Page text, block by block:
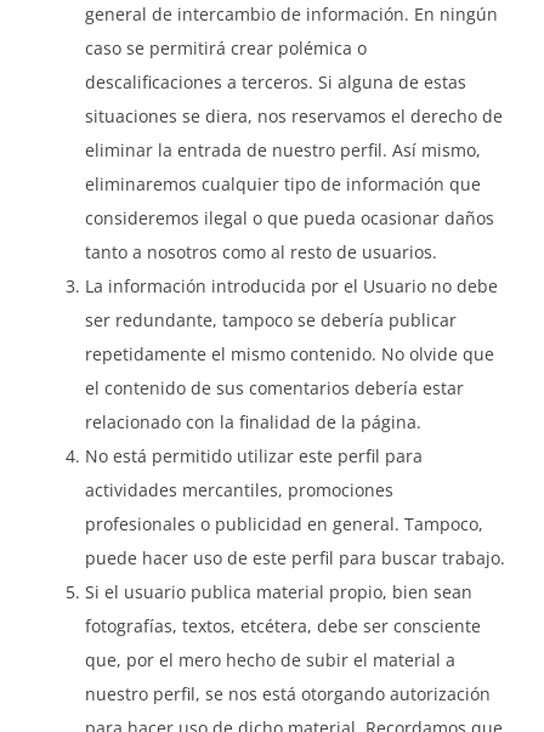
general de intercambio de información. En ningún
caso se permitirá crear polémica o
descalificaciones a terceros. Si alguna de estas
situaciones se diera, nos reservamos el derecho de
eliminar la entrada de nuestro perfil. Así mismo,
eliminaremos cualquier tipo de información que
consideremos ilegal o que pueda ocasionar daños
tanto a nosotros como al resto de usuarios.
La información introducida por el Usuario no debe
ser redundante, tampoco se debería publicar
repetidamente el mismo contenido. No olvide que
el contenido de sus comentarios debería estar
relacionado con la finalidad de la página.
No está permitido utilizar este perfil para
actividades mercantiles, promociones
profesionales o publicidad en general. Tampoco,
puede hacer uso de este perfil para buscar trabajo.
Si el usuario publica material propio, bien sean
fotografías, textos, etcétera, debe ser consciente
que, por el mero hecho de subir el material a
nuestro perfil, se nos está otorgando autorización